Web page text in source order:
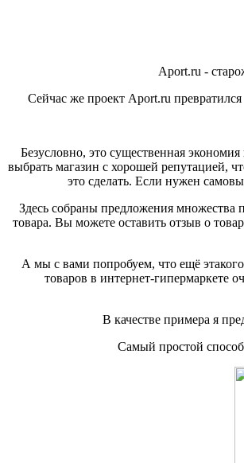
Aport.ru -
Сейчас же проект Aport.ru
Безусловно, это существенная
выбрать магазин с хорошей репутацией,
это сделать. Если нужен
Здесь собраны предложения множества
товара. Вы можете оставить отзыв о
А мы с вами попробуем, что ещё
товаров в интернет-гипермаркете
В качестве примера я
Самый простой